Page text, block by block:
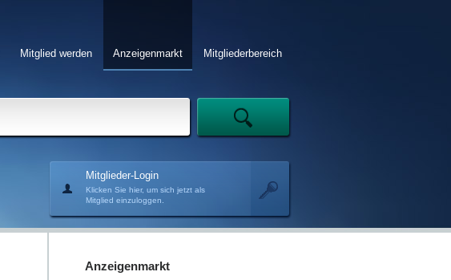
Mitgliederbereich
Anzeigenmarkt
Mitglied werden
Mitglieder-Login
Klicken Sie hier, um sich jetzt als
Mitglied einzuloggen.
Anzeigenmarkt